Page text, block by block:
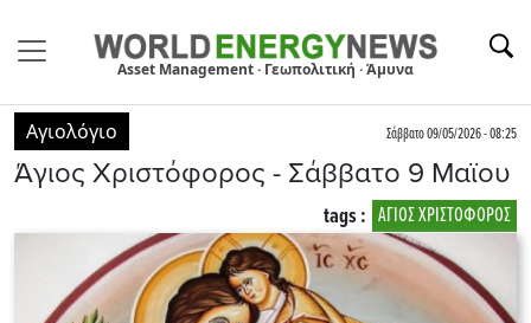
Asset Management · Γεωπολιτική · Άμυνα
Αγιολόγιο Σάββατο 09/05/2026 - 08:25
Άγιος Χριστόφορος - Σάββατο 9 Μαϊου
AΓΙΟΣ ΧΡΙΣΤΟΦΟΡΟΣ
tags :